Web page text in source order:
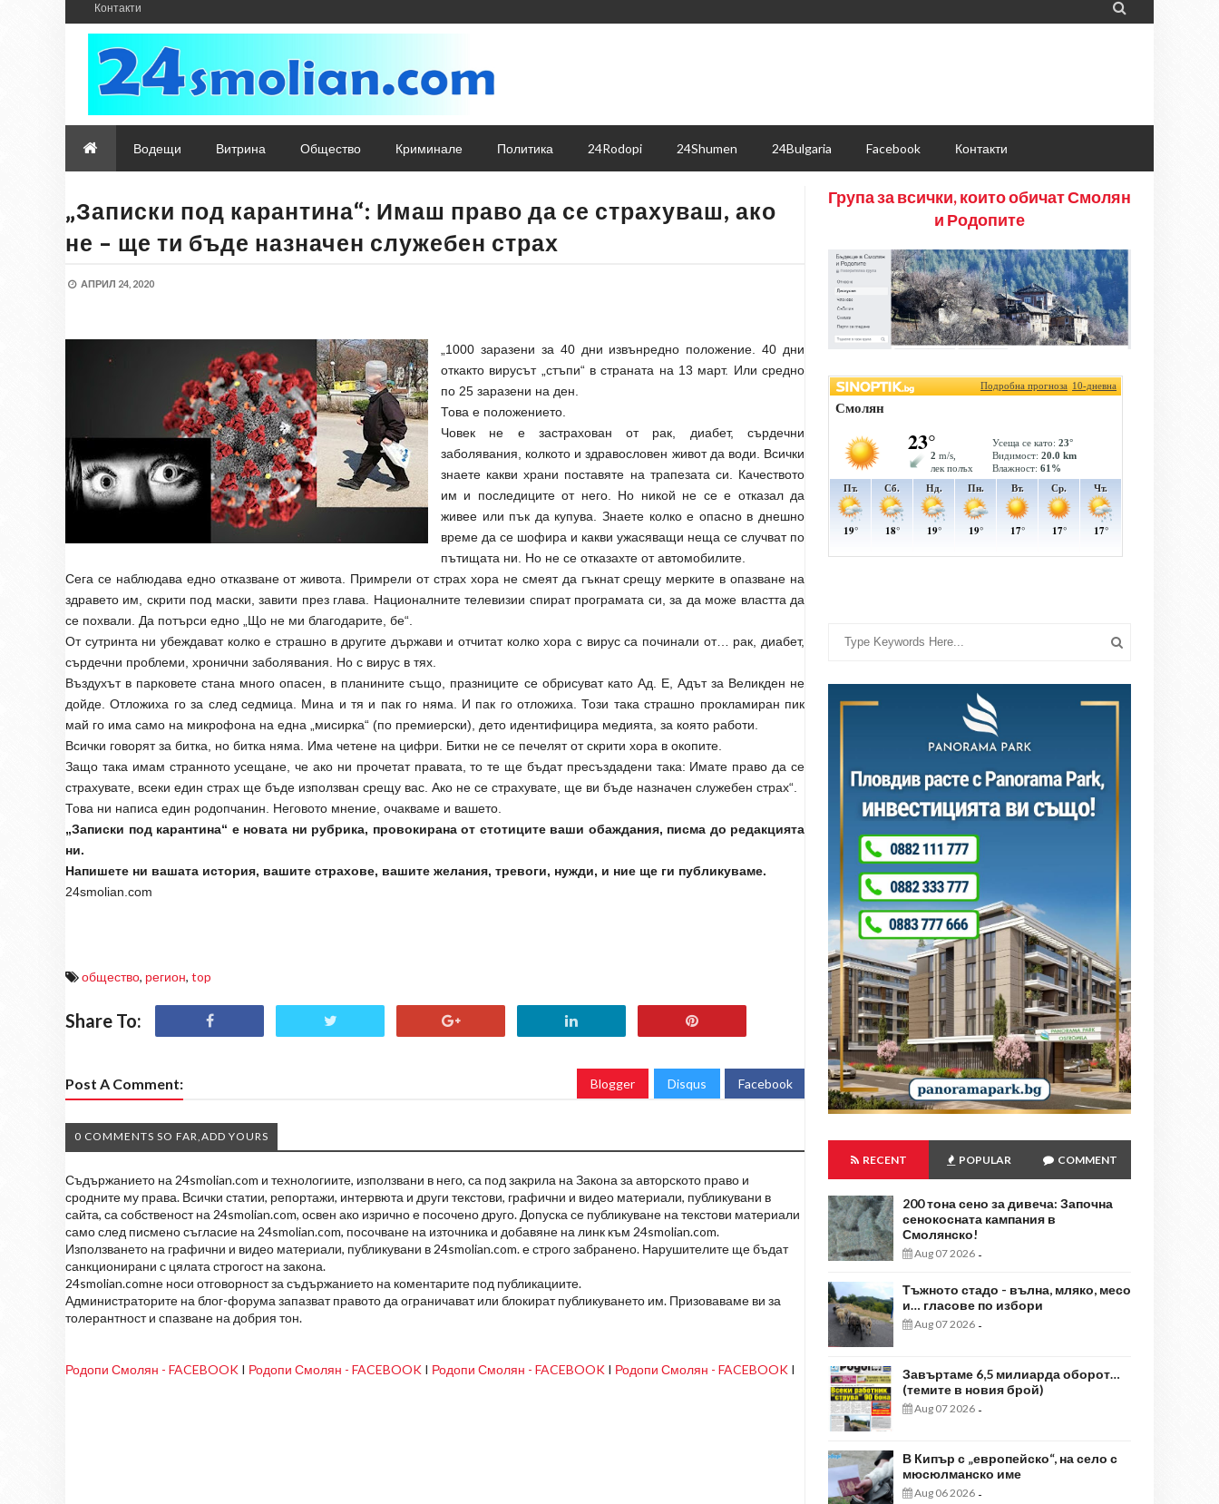
Контакти 
Водещи Витрина Общество Криминале Политика 24Rodopi 24Shumen 24Bulgaria Facebook Контакти
„Записки под карантина“: Имаш право да се страхуваш, ако
не – ще ти бъде назначен служебен страх
АПРИЛ 24, 2020
„1000 заразени за 40 дни извънредно положение. 40 дни
откакто вирусът „стъпи“ в страната на 13 март. Или средно
по 25 заразени на ден.
Това е положението.
Човек не е застрахован от рак, диабет, сърдечни
заболявания, колкото и здравословен живот да води. Всички
знаете какви храни поставяте на трапезата си. Качеството
им и последиците от него. Но никой не се е отказал да
живее или пък да купува. Знаете колко е опасно в днешно
време да се шофира и какви ужасяващи неща се случват по
пътищата ни. Но не се отказахте от автомобилите.
Сега се наблюдава едно отказване от живота. Примрели от страх хора не смеят да гъкнат срещу мерките в опазване на
здравето им, скрити под маски, завити през глава. Националните телевизии спират програмата си, за да може властта да
се похвали. Да потърси едно „Що не ми благодарите, бе“.
От сутринта ни убеждават колко е страшно в другите държави и отчитат колко хора с вирус са починали от… рак, диабет,
сърдечни проблеми, хронични заболявания. Но с вирус в тях.
Въздухът в парковете стана много опасен, в планините също, празниците се обрисуват като Ад. Е, Адът за Великден не
дойде. Отложиха го за след седмица. Мина и тя и пак го няма. И пак го отложиха. Този така страшно прокламиран пик
май го има само на микрофона на една „мисирка“ (по премиерски), дето идентифицира медията, за която работи.
Всички говорят за битка, но битка няма. Има четене на цифри. Битки не се печелят от скрити хора в окопите.
Защо така имам странното усещане, че ако ни прочетат правата, то те ще бъдат пресъздадени така: Имате право да се
страхувате, всеки един страх ще бъде използван срещу вас. Ако не се страхувате, ще ви бъде назначен служебен страх“.
Това ни написа един родопчанин. Неговото мнение, очакваме и вашето.
„Записки под карантина“ е новата ни рубрика, провокирана от стотиците ваши обаждания, писма до редакцията
ни.
Напишете ни вашата история, вашите страхове, вашите желания, тревоги, нужди, и ние ще ги публикуваме.
24smolian.com
общество, регион, top
Share To:
Post A Comment: Blogger Disqus Facebook
0 COMMENTS SO FAR,ADD YOURS
Съдържанието на 24smolian.com и технологиите, използвани в него, са под закрила на Закона за авторското право и
сродните му права. Всички статии, репортажи, интервюта и други текстови, графични и видео материали, публикувани в
сайта, са собственост на 24smolian.com, освен ако изрично е посочено друго. Допуска се публикуване на текстови материали
само след писмено съгласие на 24smolian.com, посочване на източника и добавяне на линк към 24smolian.com.
Използването на графични и видео материали, публикувани в 24smolian.com. е строго забранено. Нарушителите ще бъдат
санкционирани с цялата строгост на закона.
24smolian.comне носи отговорност за съдържанието на коментарите под публикациите.
Администраторите на блог-форума запазват правото да ограничават или блокират публикуването им. Призоваваме ви за
толерантност и спазване на добрия тон.
Родопи Смолян - FACEBOOK I Родопи Смолян - FACEBOOK I Родопи Смолян - FACEBOOK I Родопи Смолян - FACEBOOK I
Група за всички, които обичат Смолян
и Родопите
RECENT POPULAR COMMENT
200 тона сено за дивеча: Започна
сенокосната кампания в
Смолянско!
Aug 07 2026 -
Тъжното стадо - вълна, мляко, месо
и… гласове по избори
Aug 07 2026 -
Завъртаме 6,5 милиарда оборот…
(темите в новия брой)
Aug 07 2026 -
В Кипър с „европейско“, на село с
мюсюлманско име
Aug 06 2026 -